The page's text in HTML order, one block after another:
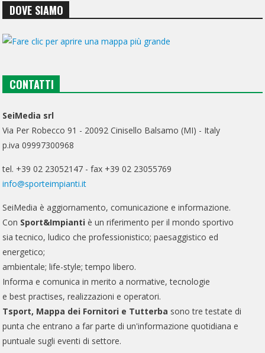
DOVE SIAMO
CONTATTI
SeiMedia srl
Via Per Robecco 91 - 20092 Cinisello Balsamo (MI) - Italy
p.iva 09997300968
tel. +39 02 23052147 - fax +39 02 23055769
info@sporteimpianti.it
SeiMedia è aggiornamento, comunicazione e informazione.
Con Sport&Impianti è un riferimento per il mondo sportivo
sia tecnico, ludico che professionistico; paesaggistico ed
energetico;
ambientale; life-style; tempo libero.
Informa e comunica in merito a normative, tecnologie
e best practises, realizzazioni e operatori.
Tsport, Mappa dei Fornitori e Tutterba sono tre testate di
punta che entrano a far parte di un'informazione quotidiana e
puntuale sugli eventi di settore.